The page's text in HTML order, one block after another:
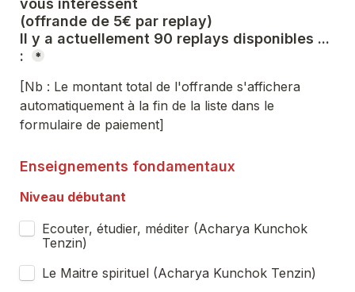
(offrande de 5€ par replay)
Il y a actuellement 90 replays disponibles ...
:
*
[Nb : Le montant total de l'offrande s'affichera
automatiquement à la fin de la liste dans le
formulaire de paiement]
Enseignements fondamentaux
Niveau débutant
Ecouter, étudier, méditer (Acharya Kunchok
Tenzin)
Le Maitre spirituel (Acharya Kunchok Tenzin)